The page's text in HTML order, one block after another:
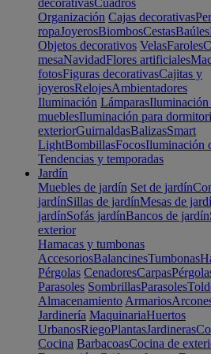
decorativasCuadros
Organización Cajas decorativas
ropaJoyerosBiombosCestasBaúles
Objetos decorativos VelasFaroles
mesaNavidadFlores artificiales
fotosFiguras decorativasCajitas y
joyerosRelojesAmbientadores
Iluminación LámparasIluminación
mueblesIluminación para
exteriorGuirnaldasBalizasSmart
LightBombillasFocosIluminación
Tendencias y temporadas
Jardín
Muebles de jardín Set de jardín
jardínSillas de jardínMesas de
jardínSofás jardínBancos de jardín
exterior
Hamacas y tumbonas
AccesoriosBalancinesTumbonas
Pérgolas CenadoresCarpas
Parasoles SombrillasParasoles
Almacenamiento Armarios
Jardinería MaquinariaHuertos
UrbanosRiegoPlantasJardineras
Cocina BarbacoasCocina de